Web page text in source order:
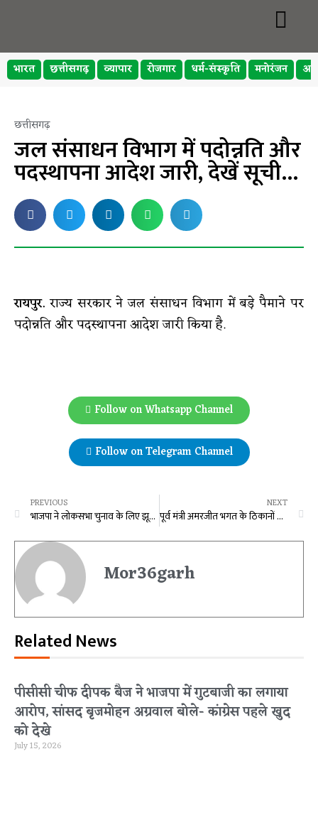
भारत छत्तीसगढ़ व्यापार रोजगार धर्म-संस्कृति मनोरंजन
छत्तीसगढ़
जल संसाधन विभाग में पदोन्नति और
पदस्थापना आदेश जारी, देखें सूची…
रायपुर.राज्य सरकार ने जल संसाधन विभाग में बड़े पैमाने पर
पदोन्नति और पदस्थापना आदेश जारी किया है.
Follow on Whatsapp Channel
Follow on Telegram Channel
PREVIOUS
भाजपा ने लोकसभा चुनाव के लिए झूठ और नफरत की दुकान शुरू की, वादों से जनता का ध्यान भटकने का होगा काम
NEXT
पूर्व मंत्री अमरजीत भगत के ठिकानों पर IT का छापा, प्रदेश के इन बड़े कारोबारियों के यहां चल रही कार्रवाई
Mor36garh
Related News
पीसीसी चीफ दीपक बैज ने भाजपा में गुटबाजी का लगाया
आरोप, सांसद बृजमोहन अग्रवाल बोले- कांग्रेस पहले खुद
को देखे
July 15, 2026